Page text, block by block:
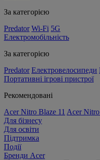
За категорією
Predator Wi-Fi 5G
Електромобільність
За категорією
Predator Електровелосипеди
Портативні ігрові пристрої
Рекомендовані
Acer Nitro Blaze 11 Acer
Для бізнесу
Для освіти
Підтримка
Події
Бренди Acer